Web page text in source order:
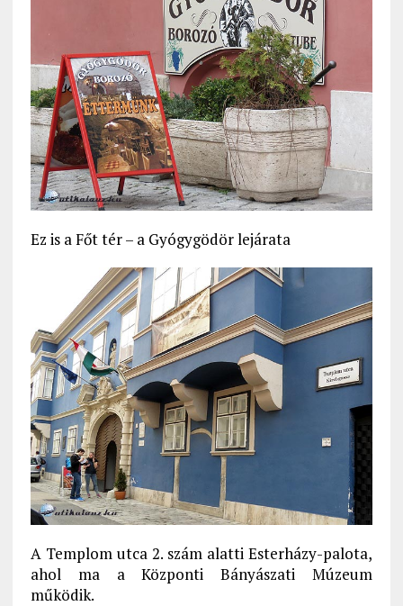
Ez is a Főt tér – a Gyógygödör lejárata
A Templom utca 2. szám alatti Esterházy-palota,
ahol ma a Központi Bányászati Múzeum
működik.